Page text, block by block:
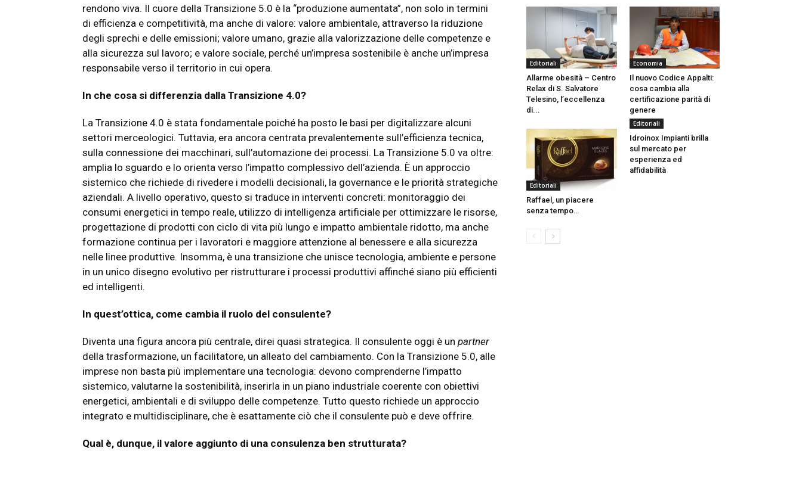
rendono viva. Il cuore della Transizione 5.0 è la “produzione aumentata”, non solo in termini
di efficienza e competitività, ma anche di valore: valore ambientale, attraverso la riduzione
degli sprechi e delle emissioni; valore umano, grazie alla valorizzazione delle competenze e
alla sicurezza sul lavoro; e valore sociale, perché un’impresa sostenibile è anche un’impresa
responsabile verso il territorio in cui opera.
In che cosa si differenzia dalla Transizione 4.0?
La Transizione 4.0 è stata fondamentale poiché ha posto le basi per digitalizzare alcuni
settori merceologici. Tuttavia, era ancora centrata prevalentemente sull’efficienza tecnica,
sulla connessione dei macchinari, sull’automazione dei processi. La Transizione 5.0 va oltre:
amplia lo sguardo e lo orienta verso l’impatto complessivo dell’azienda. È un approccio
sistemico che richiede di rivedere i modelli decisionali, la governance e le priorità strategiche
aziendali. A livello operativo, questo si traduce in interventi concreti: monitoraggio dei
consumi energetici in tempo reale, utilizzo di intelligenza artificiale per ottimizzare le risorse,
progettazione di prodotti con ciclo di vita più lungo e impatto ambientale ridotto, ma anche
formazione continua per i lavoratori e maggiore attenzione al benessere e alla sicurezza
nelle linee produttive. Insomma, è una transizione che unisce tecnologia, ambiente e persone
in un unico disegno evolutivo per ristrutturare i processi produttivi affinché siano più efficienti
ed intelligenti.
In quest’ottica, come cambia il ruolo del consulente?
Diventa una figura ancora più centrale, direi quasi strategica. Il consulente oggi è un partner
della trasformazione, un facilitatore, un alleato del cambiamento. Con la Transizione 5.0, alle
imprese non basta più implementare una tecnologia: devono comprenderne l’impatto
sistemico, valutarne la sostenibilità, inserirla in un piano industriale coerente con obiettivi
energetici, ambientali e di sviluppo delle competenze. Tutto questo richiede un approccio
integrato e multidisciplinare, che è esattamente ciò che il consulente può e deve offrire.
Qual è, dunque, il valore aggiunto di una consulenza ben strutturata?
Editoriali
Allarme obesità – Centro
Relax di S. Salvatore
Telesino, l’eccellenza
di...
Economia
Il nuovo Codice Appalti:
cosa cambia alla
certificazione parità di
genere
Editoriali
Raffael, un piacere
senza tempo…
Editoriali
Idroinox Impianti brilla
sul mercato per
esperienza ed
affidabilità